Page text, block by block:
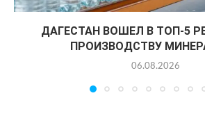
ДАГЕСТАН ВОШЕЛ В ТОП-5
ПРОИЗВОДСТВУ
06.08.2026